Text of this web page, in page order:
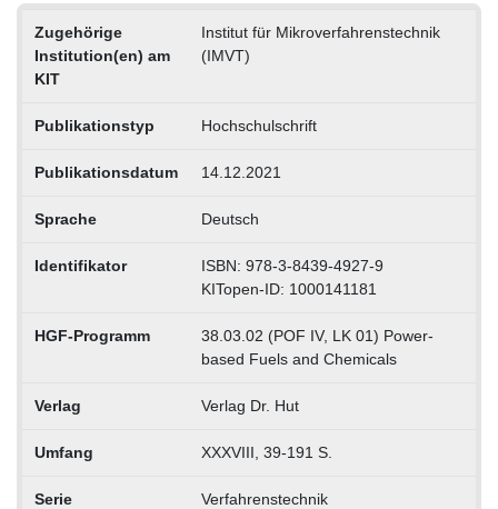
Zugehörige
Institution(en) am
KIT
Institut für Mikroverfahrenstechnik
(IMVT)
Publikationstyp Hochschulschrift
Publikationsdatum 14.12.2021
Sprache Deutsch
Identifikator
ISBN: 978-3-8439-4927-9
KITopen-ID: 1000141181
HGF-Programm
38.03.02 (POF IV, LK 01) Power-
based Fuels and Chemicals
Verlag Verlag Dr. Hut
Umfang XXXVIII, 39-191 S.
Serie Verfahrenstechnik